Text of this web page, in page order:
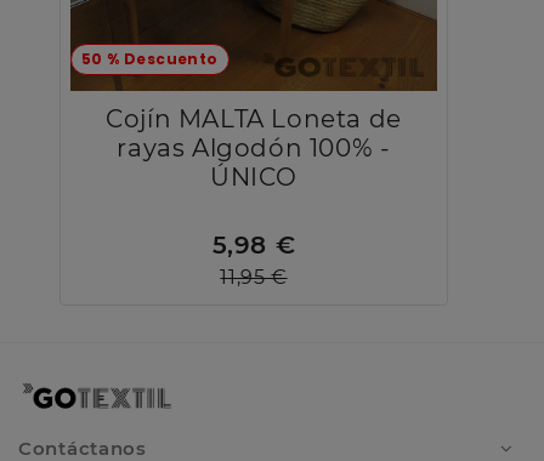
50 % Descuento
Cojín MALTA Loneta de
rayas Algodón 100% -
ÚNICO
5,98 €
11,95 €
Contáctanos